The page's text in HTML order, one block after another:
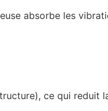
absorbe les
ce qui reduit